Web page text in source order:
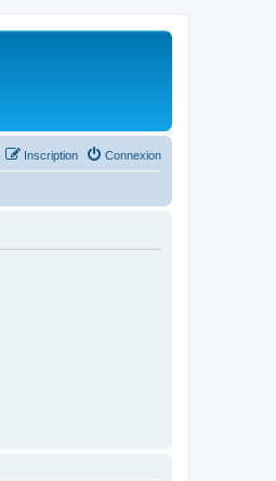
Connexion
Inscription